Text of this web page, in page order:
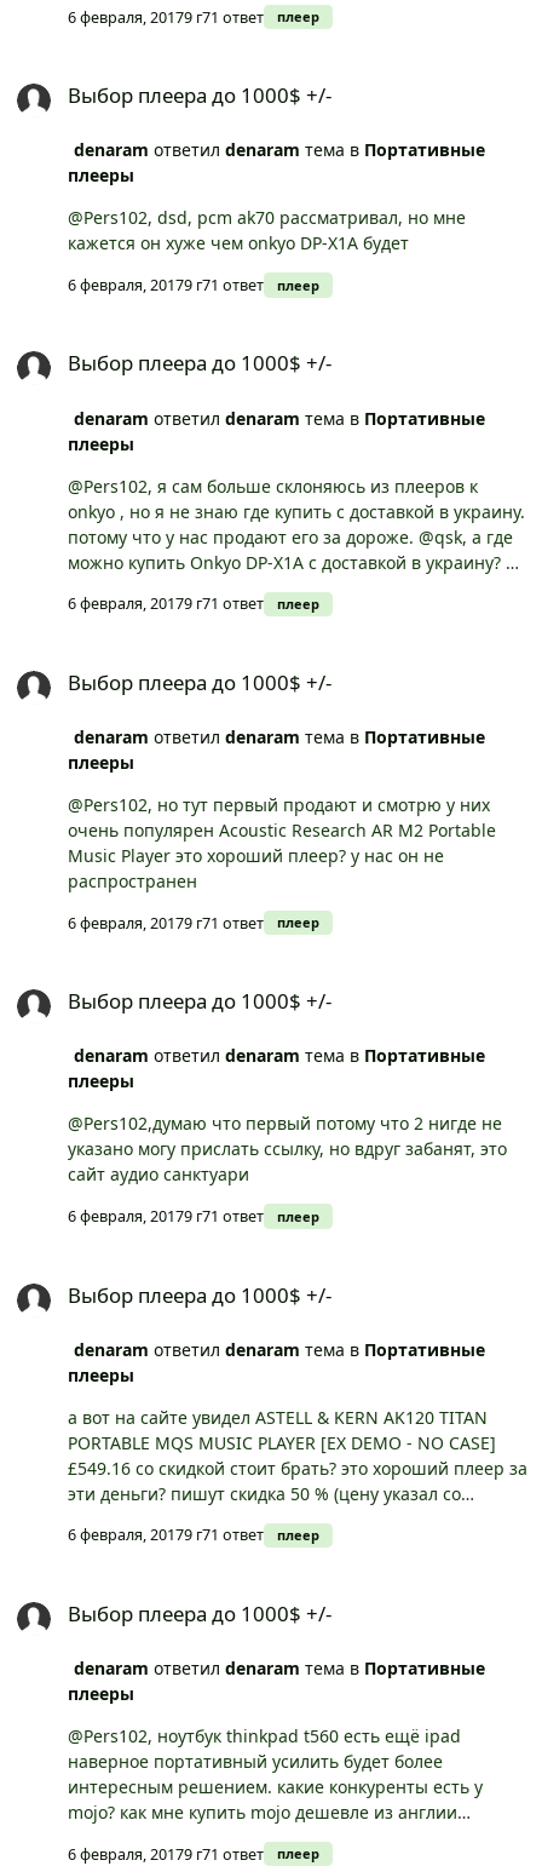
разбираются
6 февраля, 20179 г71 ответ плеер
Выбор плеера до 1000$ +/-
denaram ответил denaram тема в Портативные
плееры
@Pers102, dsd, pcm ak70 рассматривал, но мне
кажется он хуже чем onkyo DP-X1А будет
6 февраля, 20179 г71 ответ плеер
Выбор плеера до 1000$ +/-
denaram ответил denaram тема в Портативные
плееры
@Pers102, я сам больше склоняюсь из плееров к
onkyo , но я не знаю где купить с доставкой в украину.
потому что у нас продают его за дороже. @qsk, а где
можно купить Onkyo DP-X1А с доставкой в украину? он
6 февраля, 20179 г71 ответ плеер
Выбор плеера до 1000$ +/-
denaram ответил denaram тема в Портативные
плееры
@Pers102, но тут первый продают и смотрю у них
очень популярен Acoustic Research AR M2 Portable
Music Player это хороший плеер? у нас он не
распространен
6 февраля, 20179 г71 ответ плеер
Выбор плеера до 1000$ +/-
denaram ответил denaram тема в Портативные
плееры
@Pers102,думаю что первый потому что 2 нигде не
указано могу прислать ссылку, но вдруг забанят, это
сайт аудио санктуари
6 февраля, 20179 г71 ответ плеер
Выбор плеера до 1000$ +/-
denaram ответил denaram тема в Портативные
плееры
а вот на сайте увидел ASTELL & KERN AK120 TITAN
PORTABLE MQS MUSIC PLAYER [EX DEMO - NO CASE]
£549.16 со скидкой стоит брать? это хороший плеер за
эти деньги? пишут скидка 50 % (цену указал со
6 февраля, 20179 г71 ответ плеер
Выбор плеера до 1000$ +/-
denaram ответил denaram тема в Портативные
плееры
@Pers102, ноутбук thinkpad t560 есть ещё ipad
наверное портативный усилить будет более
интересным решением. какие конкуренты есть у
mojo? как мне купить mojo дешевле из англии
например или ещё откудато заказать?
6 февраля, 20179 г71 ответ плеер